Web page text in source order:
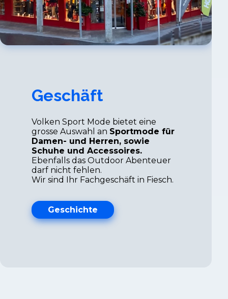
Geschäft
Volken Sport Mode bietet eine
grosse Auswahl an Sportmode für
Damen- und Herren, sowie
Schuhe und Accessoires.
Ebenfalls das Outdoor Abenteuer
darf nicht fehlen.
Wir sind Ihr Fachgeschäft in Fiesch.
Geschichte